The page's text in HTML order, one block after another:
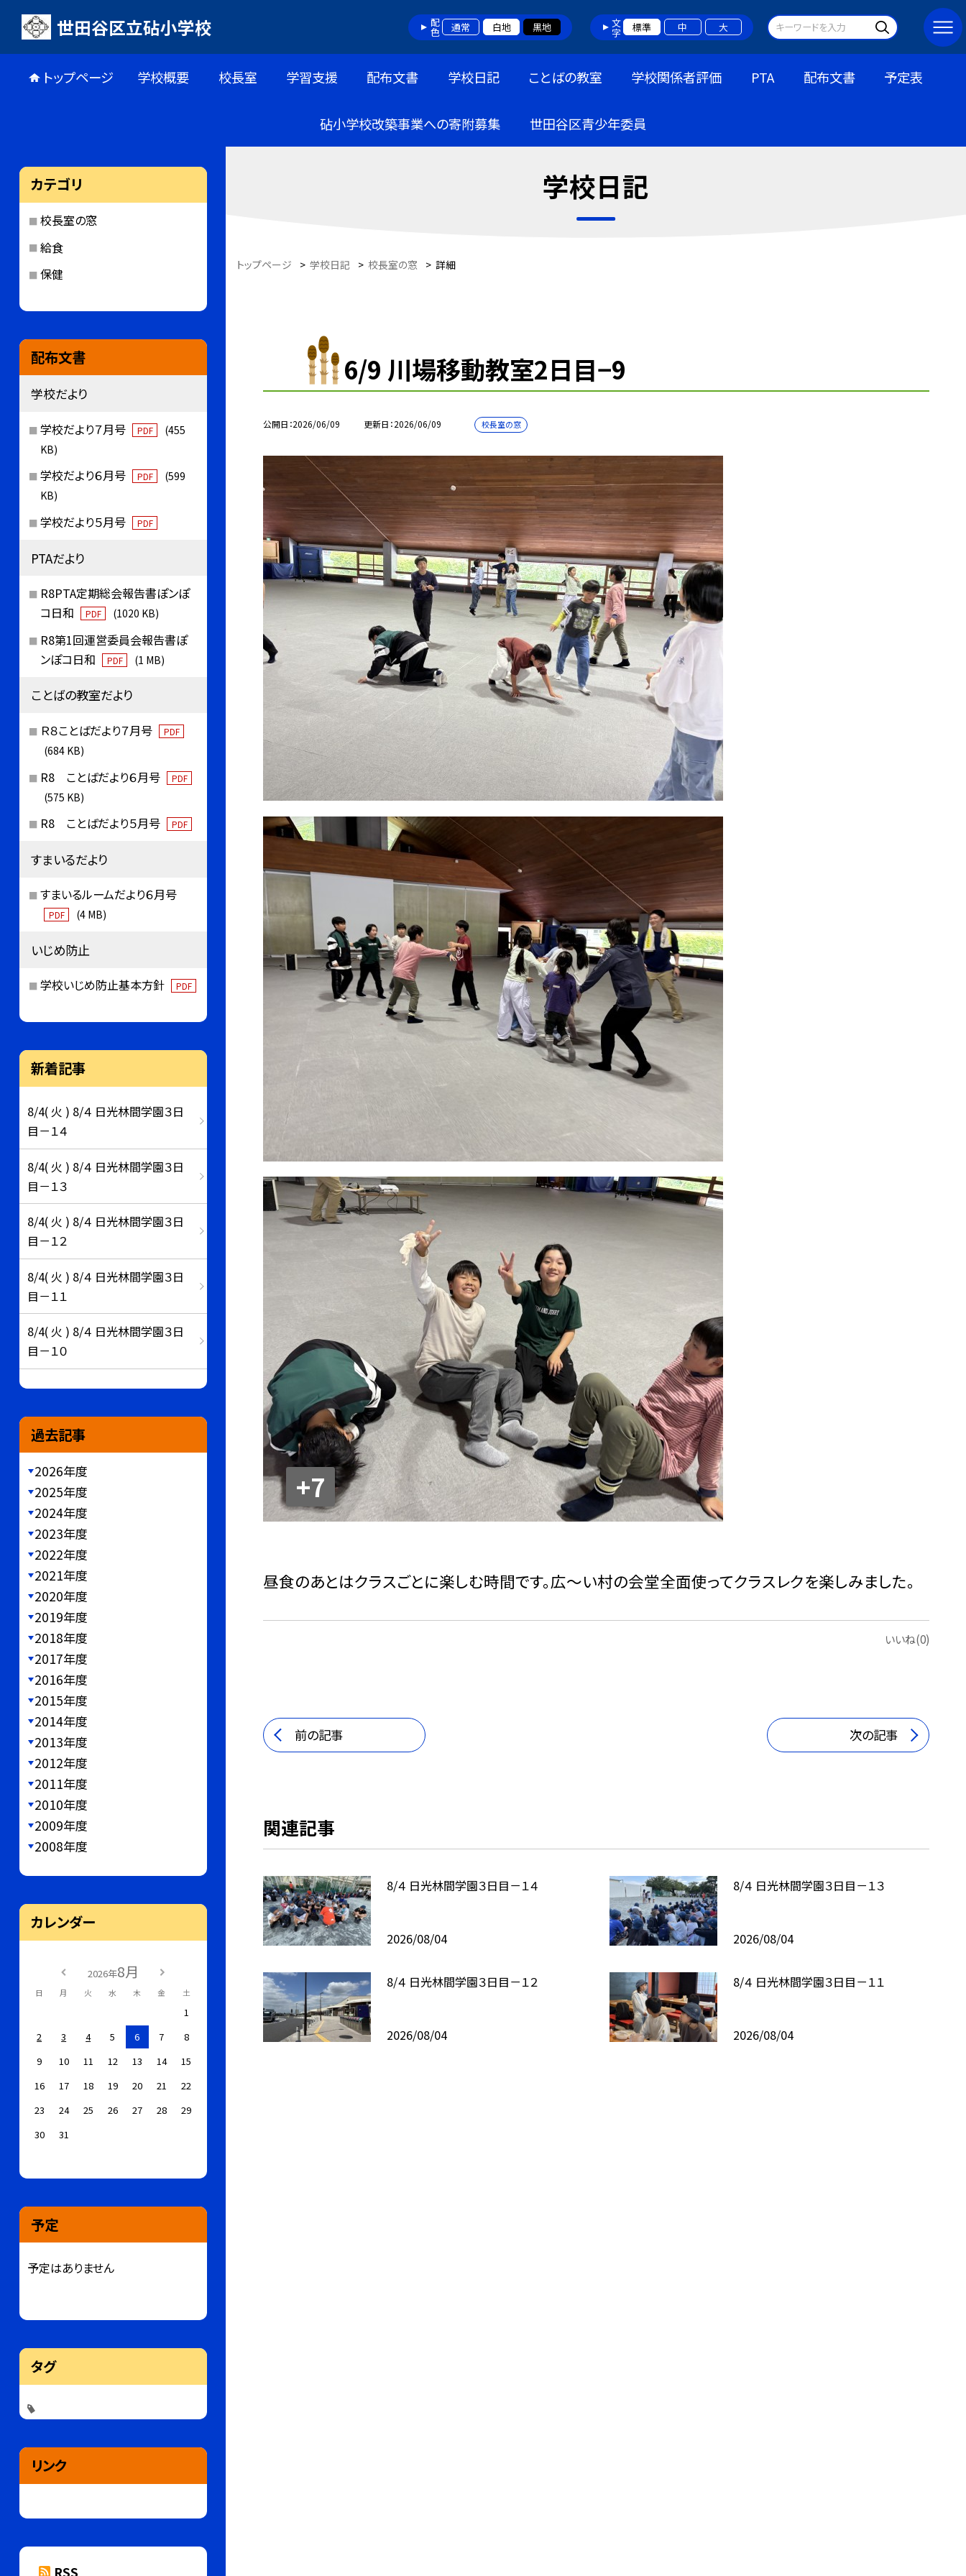
世田谷区立砧小学校 配色 通常 白地 黒地 文字 標準 中 大
トップページ 学校概要 校長室 学習支援 配布文書 学校日記 ことばの教室 学校関係者評価 PTA 配布文書 予定表
砧小学校改築事業への寄附募集 世田谷区青少年委員
学校日記
トップページ > 学校日記 > 校長室の窓 > 詳細
6/9 川場移動教室2日目−9
公開日 2026/06/09 更新日 2026/06/09 校長室の窓
+7
昼食のあとはクラスごとに楽しむ時間です。広〜い村の会堂全面使ってクラスレクを楽しみました。
いいね(0)
前の記事 次の記事
関連記事
8/４ 日光林間学園３日目－１４
2026/08/04
8/４ 日光林間学園３日目－１３
2026/08/04
8/４ 日光林間学園３日目－１２
2026/08/04
8/４ 日光林間学園３日目－１１
2026/08/04
カテゴリ
校長室の窓
給食
保健
配布文書
学校だより
学校だより７月号 PDF
(455
KB)
学校だより６月号 PDF
(599
KB)
学校だより５月号 PDF
PTAだより
R8PTA定期総会報告書ぽンぽ
コ日和
PDF (1020 KB)
R8第1回運営委員会報告書ぽ
ンぽコ日和
PDF (1 MB)
ことばの教室だより
Ｒ８ことばだより７月号 PDF
(684 KB)
R8 ことばだより６月号 PDF
(575 KB)
R8 ことばだより５月号 PDF
すまいるだより
すまいるルームだより６月号
PDF (4 MB)
いじめ防止
学校いじめ防止基本方針 PDF
新着記事
8/4( 火 ) 8/４ 日光林間学園３日
目－１４
8/4( 火 ) 8/４ 日光林間学園３日
目－１３
8/4( 火 ) 8/４ 日光林間学園３日
目－１２
8/4( 火 ) 8/４ 日光林間学園３日
目－１１
8/4( 火 ) 8/４ 日光林間学園３日
目－１０
過去記事
2026年度
2025年度
2024年度
2023年度
2022年度
2021年度
2020年度
2019年度
2018年度
2017年度
2016年度
2015年度
2014年度
2013年度
2012年度
2011年度
2010年度
2009年度
2008年度
カレンダー
2026年8月
日 月 火 水 木 金 土
1
2
3 4 5 6 7
8
9
10 11 12 13 14
15
16
17 18 19 20 21
22
23
24 25 26 27 28
29
30
31
予定
予定はありません
タグ
リンク
RSS